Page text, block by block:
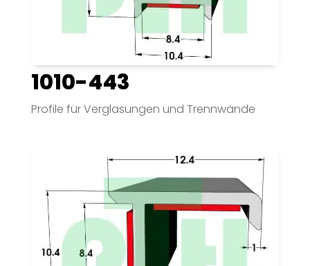
1010-443
Profile für Verglasungen und Trennwände